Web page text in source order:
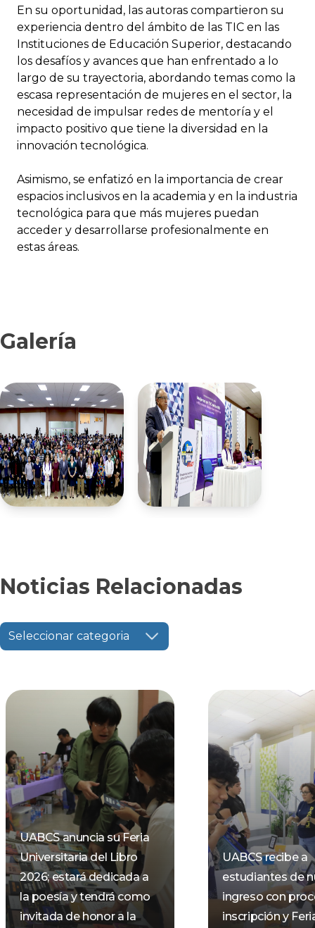
En su oportunidad, las autoras compartieron su
experiencia dentro del ámbito de las TIC en las
Instituciones de Educación Superior, destacando
los desafíos y avances que han enfrentado a lo
largo de su trayectoria, abordando temas como la
escasa representación de mujeres en el sector, la
necesidad de impulsar redes de mentoría y el
impacto positivo que tiene la diversidad en la
innovación tecnológica.
Asimismo, se enfatizó en la importancia de crear
espacios inclusivos en la academia y en la industria
tecnológica para que más mujeres puedan
acceder y desarrollarse profesionalmente en
estas áreas.
Galería
Noticias Relacionadas
Seleccionar categoria
UABCS anuncia su Feria
Universitaria del Libro
2026; estará dedicada a
la poesía y tendrá como
invitada de honor a la
UABCS recibe a
estudiantes de
ingreso con
inscripción y